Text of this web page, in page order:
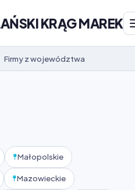
KRĄG MAREK
Firmy z województwa
Małopolskie
Mazowieckie